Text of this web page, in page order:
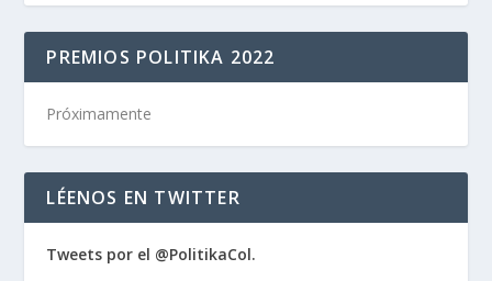
PREMIOS POLITIKA 2022
Próximamente
LÉENOS EN TWITTER
Tweets por el @PolitikaCol.